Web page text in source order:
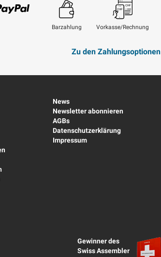
Barzahlung Vorkasse/Rechnung
Zu den Zahlungsoptionen
News
Newsletter abonnieren
AGBs
Datenschutzerklärung
Impressum
Gewinner des
Swiss Assembler